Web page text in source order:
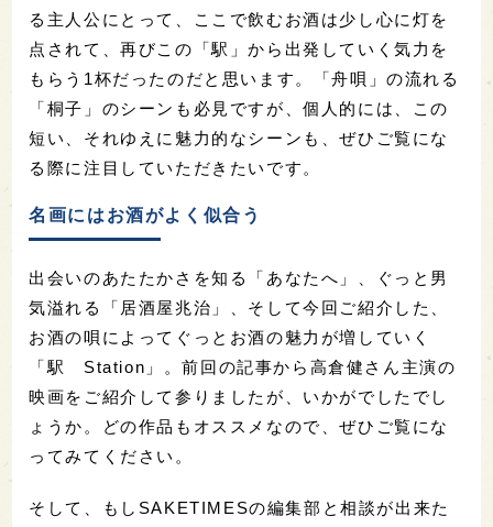
る主人公にとって、ここで飲むお酒は少し心に灯を
点されて、再びこの「駅」から出発していく気力を
もらう1杯だったのだと思います。「舟唄」の流れる
「桐子」のシーンも必見ですが、個人的には、この
短い、それゆえに魅力的なシーンも、ぜひご覧にな
る際に注目していただきたいです。
名画にはお酒がよく似合う
出会いのあたたかさを知る「あなたへ」、ぐっと男
気溢れる「居酒屋兆治」、そして今回ご紹介した
お酒の唄によってぐっとお酒の魅力が増していく
「駅 Station 」。前回の記事から高倉健さん主演の
映画をご紹介して参りましたが、いかがでしたでし
ょうか。どの作品もオススメなので、ぜひご覧にな
ってみてください。
そして、もしSAKETIMESの編集部と相談が出来た